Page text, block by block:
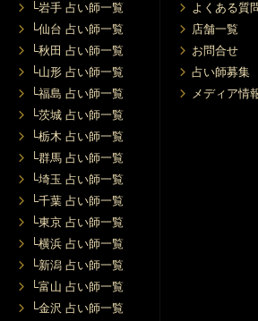
└岩手 占い師一覧
└仙台 占い師一覧
└秋田 占い師一覧
└山形 占い師一覧
└福島 占い師一覧
└茨城 占い師一覧
└栃木 占い師一覧
└群馬 占い師一覧
└埼玉 占い師一覧
└千葉 占い師一覧
└東京 占い師一覧
└横浜 占い師一覧
└新潟 占い師一覧
└富山 占い師一覧
└金沢 占い師一覧
よくある質
店舗一覧
お問合せ
占い師募集
メディア情